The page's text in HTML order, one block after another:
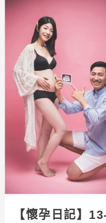
【懷孕日記】
日
記】
13-
24W
終
於
進
入
舒
適
的
孕